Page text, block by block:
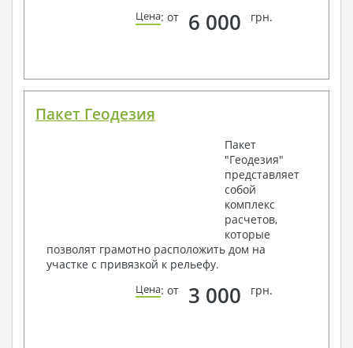
Цена: от 6 000 грн.
Пакет Геодезия
Пакет
"Геодезия"
представляет
собой
комплекс
расчетов,
которые
позволят грамотно расположить дом на
участке с привязкой к рельефу.
Цена: от 3 000 грн.